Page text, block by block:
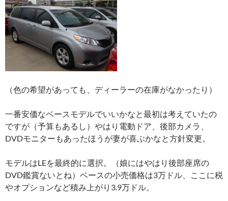
（色の希望があっても、ディーラーの在庫がなかったり）
一番安価なベースモデルでいいかなと最初は考えていたの
ですが（予算もあるし）やはり電動ドア、後部カメラ、
DVDモニターもあったほうが妻が喜ぶかなと方針変更。
モデルはLEを最終的に選択。（娘にはやはり後部座席の
DVD鑑賞ないとね）ベースの小売価格は3万ドル、ここに税
やオプションなど積み上がり3.9万ドル。